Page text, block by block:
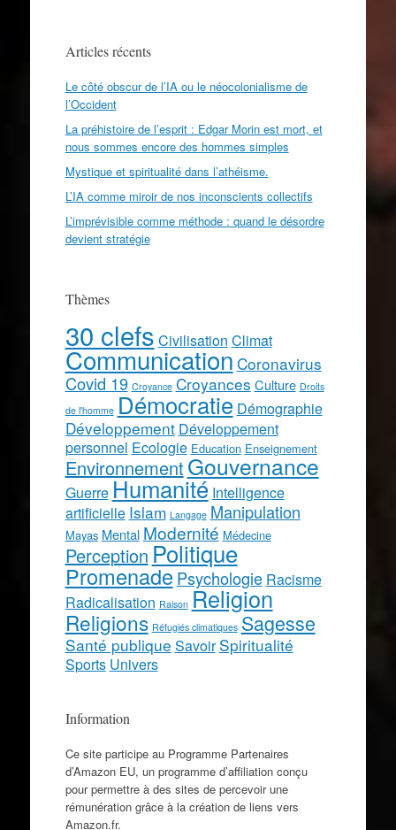
Articles récents
Le côté obscur de l’IA ou le néocolonialisme de
l’Occident
La préhistoire de l’esprit : Edgar Morin est mort, et
nous sommes encore des hommes simples
Mystique et spiritualité dans l’athéisme.
L’IA comme miroir de nos inconscients collectifs
L’imprévisible comme méthode : quand le désordre
devient stratégie
Thèmes
30 clefs Civilisation Climat
CommunicationCoronavirus
Covid 19 Croyance Croyances Culture Droits
de l'homme Démocratie Démographie
Développement Développement
personnel Ecologie Education Enseignement
Environnement Gouvernance
GuerreHumanité Intelligence
artificielle Islam Langage Manipulation
Mayas Mental Modernité Médecine
PerceptionPolitique
Promenade Psychologie Racisme
Radicalisation Raison Religion
Religions Réfugiés climatiques Sagesse
Santé publique Savoir Spiritualité
Sports Univers
Information
Ce site participe au Programme Partenaires
d’Amazon EU, un programme d’affiliation conçu
pour permettre à des sites de percevoir une
rémunération grâce à la création de liens vers
Amazon.fr.